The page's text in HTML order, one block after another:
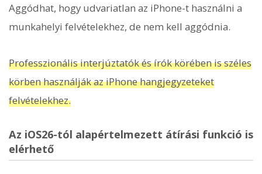
Aggódhat, hogy udvariatlan az iPhone-t használni a
munkahelyi felvételekhez, de nem kell aggódnia.
Professzionális interjúztatók és írók körében is széles
körben használják az iPhone hangjegyzeteket
felvételekhez.
Az iOS26-tól alapértelmezett átírási funkció is
elérhető